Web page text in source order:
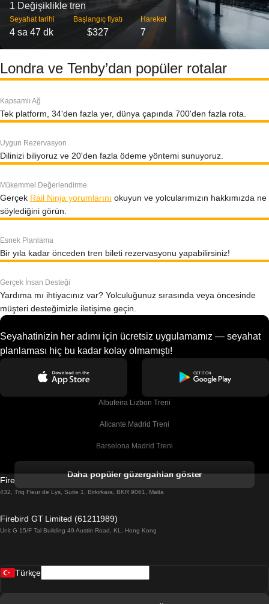
1 Değişiklikle tren
Seyahat tarihi
4 sa 47 dk
Başlangıç ​​fiyatı
$327
Hareket
7
Londra ve Tenby’dan popüler rotalar
Kapsamlı Ağ
Tek platform, 34'den fazla yer, dünya çapında 700'den fazla rota.
Uygun Rezervasyon
Dilinizi biliyoruz ve 20'den fazla ödeme yöntemi sunuyoruz.
Mükemmel Değerlendirme
Gerçek Rail Ninja yorumlarını okuyun ve yolcularımızın hakkımızda ne
söylediğini görün.
Esnek Planlama
Bir yıla kadar önceden tren bileti rezervasyonu yapabilirsiniz!
Gerçek İnsan Desteği
Yardıma mı ihtiyacınız var? Yolculuğunuz sırasında veya öncesinde
müşteri desteğimizle iletişime geçin.
Seyahatinizin her adımı için ücretsiz uygulamamız — seyahat
planlaması hiç bu kadar kolay olmamıştı!
Albufeira Lizbon Treni
Alicante Madrid Treni
Barselona Madrid Treni
Barselona Sevilla Treni
Belfast Dublin Treni
Daha popüler güzergahları göster
Firebird GT Limited (OC 1451)
432, Triq Fleur de Lys, Suite 1, Birkirkara, BKR 9061, Malta
Firebird GT Limited (61211989)
Unit G 15/F Tal Building 49 Austin Road, KL, Hong Kong
Türkçe